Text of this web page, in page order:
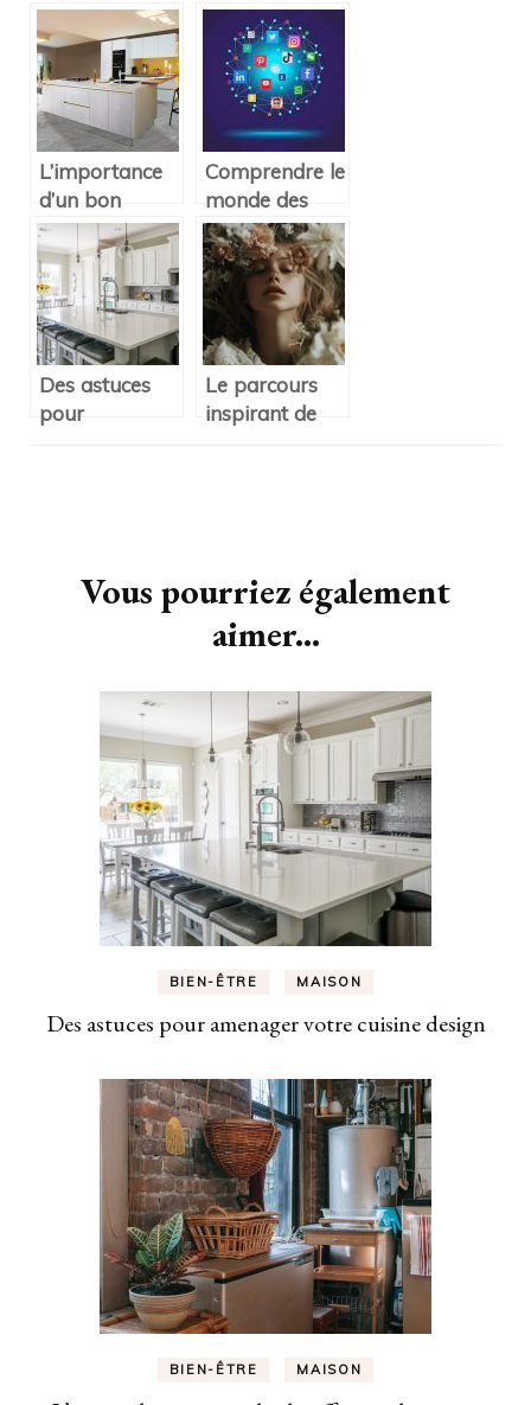
national de la
certification
professionnelle
et du titre
certifie ?
chauffe-eau
electrique
L’importance
d’un bon
materiau pour
une credence
Comprendre le
monde des
reseaux
sociaux
Des astuces
pour
Le parcours
inspirant de
Vous pourriez également
aimer...
BIEN-ÊTRE MAISON
Des astuces pour amenager votre cuisine design
BIEN-ÊTRE MAISON